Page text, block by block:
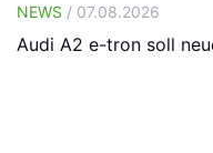
NEWS / 07.08.2026
Audi A2 e-tron soll